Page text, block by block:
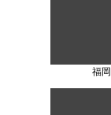
福岡